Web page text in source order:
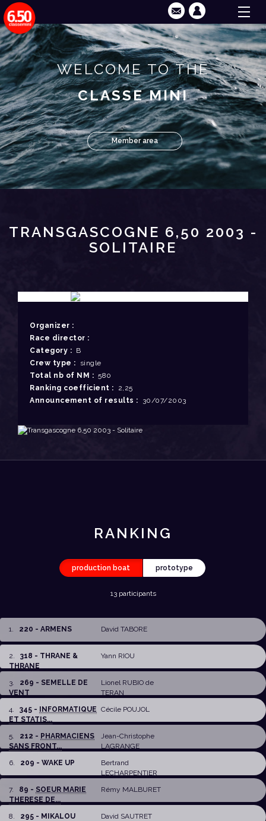
WELCOME TO THE
CLASSE MINI
Member area
TRANSGASCOGNE 6,50 2003 -
SOLITAIRE
Organizer :
Race director :
Category : B
Crew type : single
Total nb of NM : 580
Ranking coefficient : 2,25
Announcement of results : 30/07/2003
RANKING
production boat prototype
13 participants
1 220 - ARMENS David TABORE
2
318 - THRANE &
THRANE
Yann RIOU
3
269 - SEMELLE DE
VENT
Lionel RUBIO de
TERAN
4
345 - INFORMATIQUE
ET STATIS...
Cécile POUJOL
5 212 - PHARMACIENS
SANS FRONT...
Jean-Christophe
LAGRANGE
6
209 - WAKE UP
Bertrand
LECHARPENTIER
7. 89 - SOEUR MARIE
THERESE DE...
Rémy MALBURET
8
295 - MIKALOU
David SAUTRET